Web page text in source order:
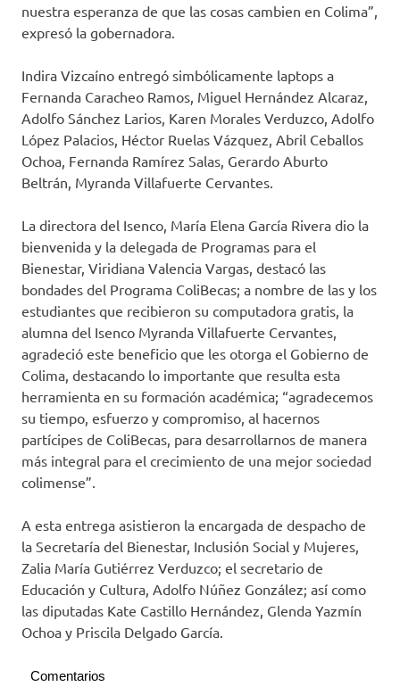
nuestra esperanza de que las cosas cambien en Colima”,
expresó la gobernadora.
Indira Vizcaíno entregó simbólicamente laptops a
Fernanda Caracheo Ramos, Miguel Hernández Alcaraz,
Adolfo Sánchez Larios, Karen Morales Verduzco, Adolfo
López Palacios, Héctor Ruelas Vázquez, Abril Ceballos
Ochoa, Fernanda Ramírez Salas, Gerardo Aburto
Beltrán, Myranda Villafuerte Cervantes.
La directora del Isenco, María Elena García Rivera dio la
bienvenida y la delegada de Programas para el
Bienestar, Viridiana Valencia Vargas, destacó las
bondades del Programa ColiBecas; a nombre de las y los
estudiantes que recibieron su computadora gratis, la
alumna del Isenco Myranda Villafuerte Cervantes,
agradeció este beneficio que les otorga el Gobierno de
Colima, destacando lo importante que resulta esta
herramienta en su formación académica; “agradecemos
su tiempo, esfuerzo y compromiso, al hacernos
partícipes de ColiBecas, para desarrollarnos de manera
más integral para el crecimiento de una mejor sociedad
colimense”.
A esta entrega asistieron la encargada de despacho de
la Secretaría del Bienestar, Inclusión Social y Mujeres,
Zalia María Gutiérrez Verduzco; el secretario de
Educación y Cultura, Adolfo Núñez González; así como
las diputadas Kate Castillo Hernández, Glenda Yazmín
Ochoa y Priscila Delgado García.
Comentarios